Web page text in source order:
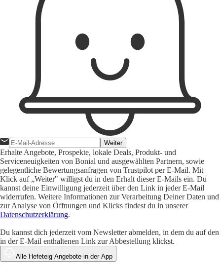
Weiter
Erhalte Angebote, Prospekte, lokale Deals, Produkt- und
Serviceneuigkeiten von Bonial und ausgewählten Partnern, sowie
gelegentliche Bewertungsanfragen von Trustpilot per E-Mail. Mit
Klick auf „Weiter" willigst du in den Erhalt dieser E-Mails ein. Du
kannst deine Einwilligung jederzeit über den Link in jeder E-Mail
widerrufen. Weitere Informationen zur Verarbeitung Deiner Daten und
zur Analyse von Öffnungen und Klicks findest du in unserer
Datenschutzerklärung.
Du kannst dich jederzeit vom Newsletter abmelden, in dem du auf den
in der E-Mail enthaltenen Link zur Abbestellung klickst.
Alle Hefeteig Angebote in der App